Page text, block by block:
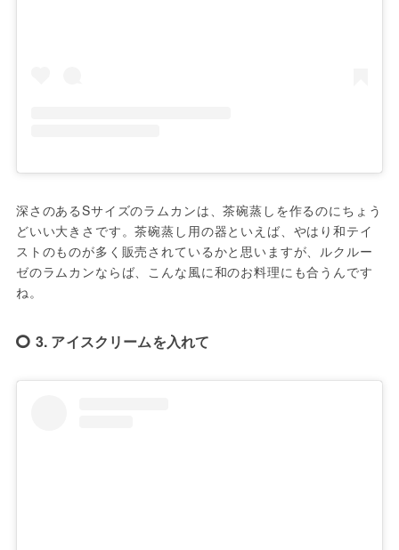
深さのあるSサイズのラムカンは、茶碗蒸しを作るのにちょう
どいい大きさです。茶碗蒸し用の器といえば、やはり和テイ
ストのものが多く販売されているかと思いますが、ルクルー
ゼのラムカンならば、こんな風に和のお料理にも合うんです
ね。
3. アイスクリームを入れて